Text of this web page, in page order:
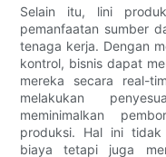
Selain itu, lini
pemanfaatan sumber
tenaga kerja. Dengan
kontrol, bisnis dapat
mereka secara real-
melakukan
meminimalkan
produksi. Hal ini tidak
biaya tetapi juga